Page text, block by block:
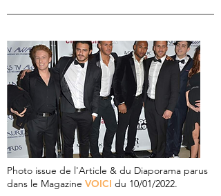
Photo issue de l'Article & du Diaporama parus
dans le Magazine VOICI du 10/01/2022.